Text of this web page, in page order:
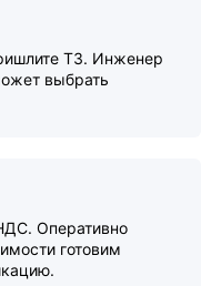
ТЗ. Инженер
выбрать
Оперативно
готовим